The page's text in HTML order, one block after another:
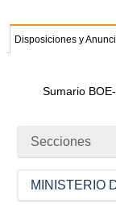
Disposiciones y
Sumario
Secciones
MINISTERIO